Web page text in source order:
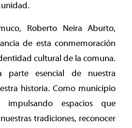
Roberto Neira Aburto,
de esta conmemoración
cultural de la comuna.
parte esencial de nuestra
historia. Como municipio
impulsando espacios que
tradiciones, reconocer